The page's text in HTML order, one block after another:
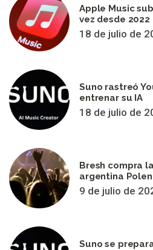
Apple Music
vez desde 2022
18 de julio de
Suno rastreó
entrenar su IA
18 de julio de
Bresh compra
argentina
9 de julio de
Suno se